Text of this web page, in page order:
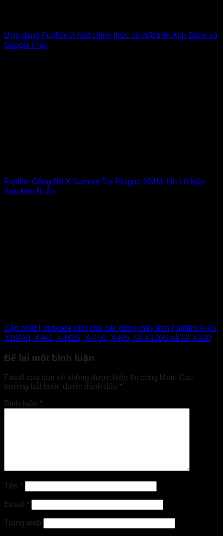
Ứng dụng Fujifilm X half chính thức có mặt trên App Store và
Google Play
Fujifilm Công Bố X Summit Tại Prague 20/03: Hé Lộ Máy
Ảnh Mới Bí Ẩn
Cập nhật Firmware mới cho các dòng máy ảnh Fujifilm X-T5,
X100VI, X-H2, X-H2S, X-T50, X-M5, GFX100S và GFX100
Để lại một bình luận
Email của bạn sẽ không được hiển thị công khai. Các
trường bắt buộc được đánh dấu *
Bình luận *
Tên *
Email *
Trang web